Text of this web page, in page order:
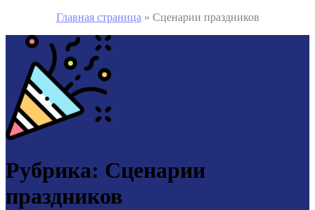
Главная страница » Сценарии праздников
Рубрика: Сценарии
праздников